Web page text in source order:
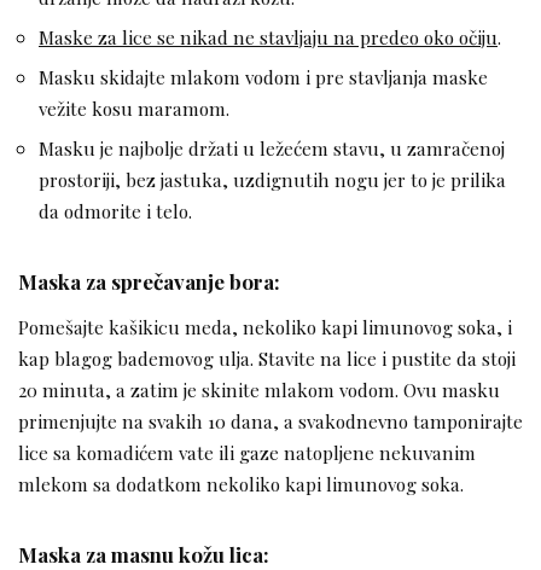
Maske za lice se nikad ne stavljaju na predeo oko očiju.
Masku skidajte mlakom vodom i pre stavljanja maske
vežite kosu maramom.
Masku je najbolje držati u ležećem stavu, u zamračenoj
prostoriji, bez jastuka, uzdignutih nogu jer to je prilika
da odmorite i telo.
Maska za sprečavanje bora:
Pomešajte kašikicu meda, nekoliko kapi limunovog soka, i
kap blagog bademovog ulja. Stavite na lice i pustite da stoji
20 minuta, a zatim je skinite mlakom vodom. Ovu masku
primenjujte na svakih 10 dana, a svakodnevno tamponirajte
lice sa komadićem vate ili gaze natopljene nekuvanim
mlekom sa dodatkom nekoliko kapi limunovog soka.
Maska za masnu kožu lica: